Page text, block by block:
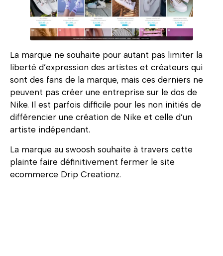
La marque ne souhaite pour autant pas limiter la
liberté d’expression des artistes et créateurs qui
sont des fans de la marque, mais ces derniers ne
peuvent pas créer une entreprise sur le dos de
Nike. Il est parfois difficile pour les non initiés de
différencier une création de Nike et celle d’un
artiste indépendant.
La marque au swoosh souhaite à travers cette
plainte faire définitivement fermer le site
ecommerce Drip Creationz.